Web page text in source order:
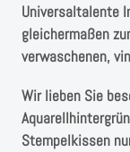
Instagram
Kranzliebe
Universaltalente
gleichermaßen
verwaschenen,
Wir lieben Sie
Stempelkissen